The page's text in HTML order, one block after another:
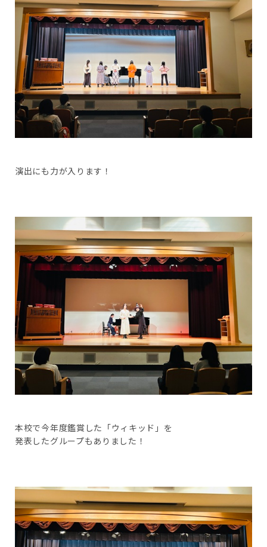
演出にも力が入ります！
本校で今年度鑑賞した「ウィキッド」を
発表したグループもありました！